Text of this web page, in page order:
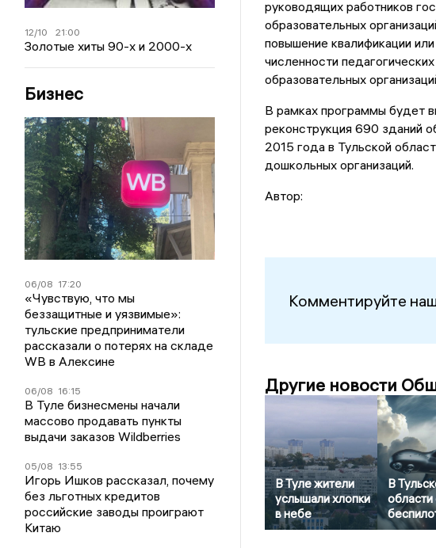
12/10 21:00
Золотые хиты 90-х и 2000-х
Бизнес
06/08 17:20
«Чувствую, что мы
беззащитные и уязвимые»:
тульские предприниматели
рассказали о потерях на складе
WB в Алексине
06/08 16:15
В Туле бизнесмены начали
массово продавать пункты
выдачи заказов Wildberries
05/08 13:55
Игорь Ишков рассказал, почему
без льготных кредитов
российские заводы проиграют
Китаю
руководящих работников
образовательных
повышение квалификации
численности
образовательных
В рамках программы будет
реконструкция 690 зданий
2015 года в Тульской
дошкольных организаций.
Автор:
Комментируйте
Другие новости
В Туле жители
услышали хлопки
в небе
В
области